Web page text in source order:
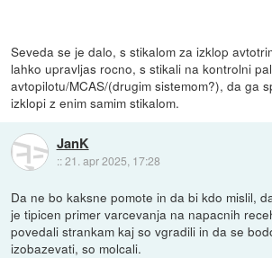
Seveda se je dalo, s stikalom za izklop
lahko upravljas rocno, s stikali na kontrolni
avtopilotu/MCAS/(drugim sistemom?), da ga
izklopi z enim samim stikalom.
JanK
::21. apr 2025, 17:28
Da ne bo kaksne pomote in da bi kdo mislil,
je tipicen primer varcevanja na napacnih
povedali strankam kaj so vgradili in da se
izobazevati, so molcali.